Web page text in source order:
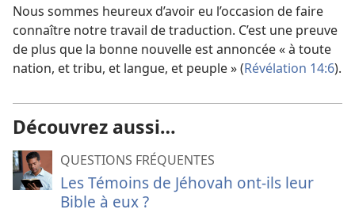
Nous sommes heureux d’avoir eu l’occasion de faire
connaître notre travail de traduction. C’est une preuve
de plus que la bonne nouvelle est annoncée « à toute
nation, et tribu, et langue, et peuple » (Révélation 14:6).
Découvrez aussi…
QUESTIONS FRÉQUENTES
Les Témoins de Jéhovah ont-ils leur
Bible à eux ?